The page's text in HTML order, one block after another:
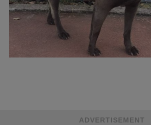
ADVERTISEMENT